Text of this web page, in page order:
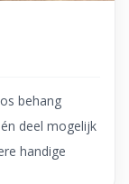
behang
deel mogelijk
handige